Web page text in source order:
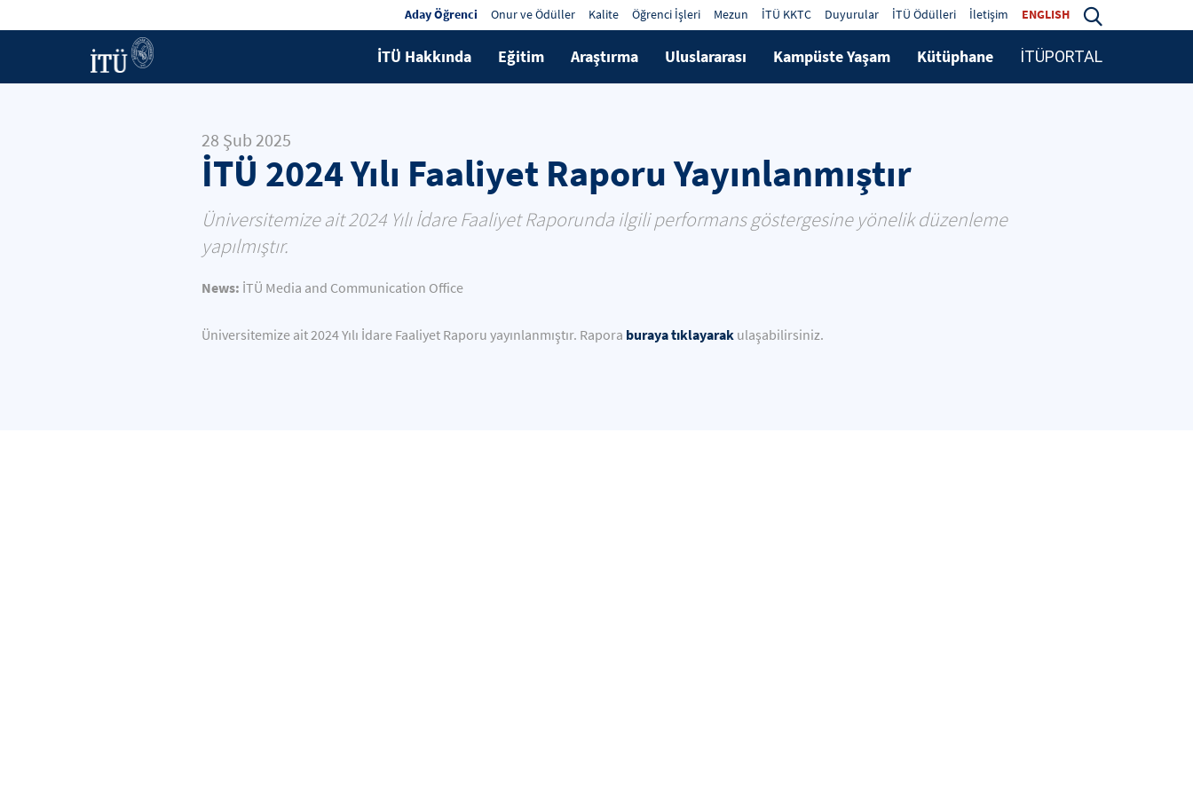
Aday Öğrenci Onur ve Ödüller Kalite Öğrenci İşleri Mezun İTÜ KKTC Duyurular İTÜ Ödülleri İletişim ENGLISH
İTÜ Hakkında Eğitim Araştırma Uluslararası Kampüste Yaşam Kütüphane İTÜPORTAL
28 Şub 2025
İTÜ 2024 Yılı Faaliyet Raporu Yayınlanmıştır
Üniversitemize ait 2024 Yılı İdare Faaliyet Raporunda ilgili performans göstergesine yönelik düzenleme
yapılmıştır.
News: İTÜ Media and Communication Office
Üniversitemize ait 2024 Yılı İdare Faaliyet Raporu yayınlanmıştır. Rapora buraya tıklayarak ulaşabilirsiniz.